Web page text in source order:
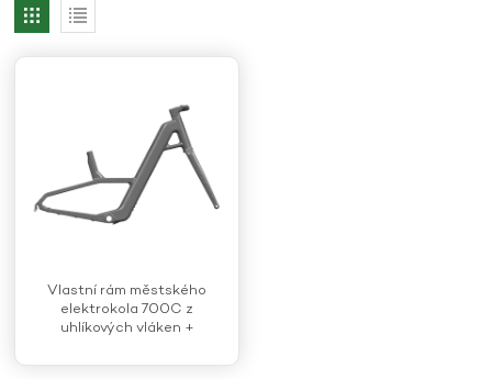
Vlastní rám městského
elektrokola 700C z
uhlíkových vláken +